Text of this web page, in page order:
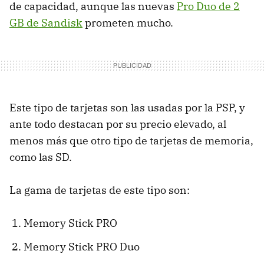
de capacidad, aunque las nuevas Pro Duo de 2
GB de Sandiskprometen mucho.
Este tipo de tarjetas son las usadas por la PSP, y
ante todo destacan por su precio elevado, al
menos más que otro tipo de tarjetas de memoria,
como las SD.
La gama de tarjetas de este tipo son:
Memory Stick PRO
Memory Stick PRO Duo